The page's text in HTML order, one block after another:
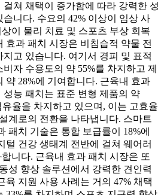
쳐 채택이 증가함에 따라 강력한 성
니다. 수요의 42% 이상이 임상 사
이 물리 치료 및 스포츠 부상 회복
효과 패치 시장은 비침습적 약물 전
고 있습니다. 여기서 경피 및 표적
자 수용도의 약 55%를 차지하고 제
약 28%에 기여합니다. 근육내 효과
능 패치는 표준 변형 제품의 약
유율을 차지하고 있으며, 이는 고효율
계로의 전환을 나타냅니다. 스마트
패치 기술은 통합 보급률이 18%에
털 건강 생태계 전반에 걸쳐 웨어러
니다. 근육내 효과 패치 시장은 또
성 향상 솔루션에서 강력한 견인력
육 지원 사용 사례는 거의 47% 채택